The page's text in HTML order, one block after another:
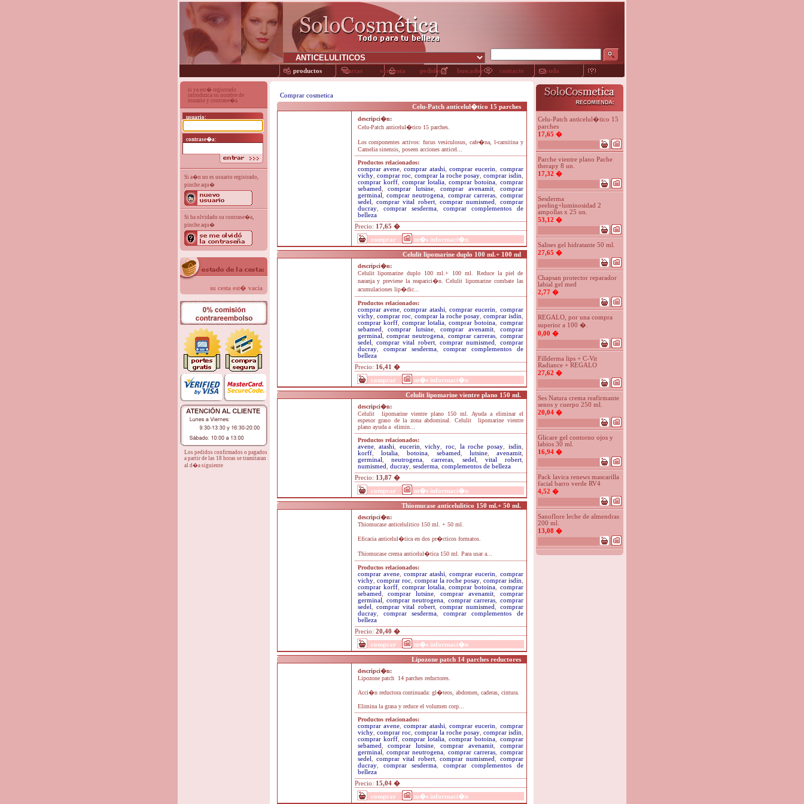
productos ofertas ver cesta pedidos buscador contacte ayuda
si ya est� registrado
introduzca su nombre de
usuario y contrase�a
usuario:
contrase�a:
Si a�n no es usuario registrado,
pinche aqu�
Si ha olvidado su contrase�a,
pinche aqu�
su cesta est� vacia
Los pedidos confirmados o pagados
a partir de las 18 horas se tramitaran
al d�a siguiente
Comprar cosmetica
Celu-Patch anticelul�tico 15 parches
descripci�n:
Celu-Patch anticelul�tico 15 parches.
Los componentes activos: fucus vesiculosus, cafe�na, l-carnitina y
Camelia sinensis, poseen acciones anticel...
Productos relacionados:
comprar avene, comprar atashi ,comprar eucerin
comprar
vichy, comprar roc, comprar la roche posay, comprar isdin
comprar korff, comprar lotalia ,comprar botoina
comprar
sebamed
,comprar lutsine comprar avenamit, comprar
germinal
comprar neutrogena comprar carreras
comprar
sedel
comprar vital robert, comprar numismed
comprar
ducray, comprar sesderma,comprar complementos de
belleza
Precio: 17,65 �
comprar m�s informaci�n
Celulit lipomarine duplo 100 ml.+ 100 ml
descripci�n:
Celulit lipomarine duplo 100 ml.+ 100 ml. Reduce la piel de
naranja y previene la reaparici�n. Celulit lipomarine combate las
acumulaciones lip�dic...
Productos relacionados:
comprar avene, comprar atashi ,comprar eucerin
comprar
vichy, comprar roc, comprar la roche posay, comprar isdin
comprar korff, comprar lotalia ,comprar botoina
comprar
sebamed
,comprar lutsine comprar avenamit, comprar
germinal
comprar neutrogena comprar carreras
comprar
sedel
comprar vital robert, comprar numismed
comprar
ducray, comprar sesderma,comprar complementos de
belleza
Precio: 16,41 �
comprar m�s informaci�n
Celulit lipomarine vientre plano 150 ml.
descripci�n:
Celulit lipomarine vientre plano 150 ml. Ayuda a eliminar el
espesor graso de la zona abdominal. Celulit lipomarine vientre
plano ayuda a elimin...
Productos relacionados:
avene,atashi eucerin ,vichy roc la roche posay, isdin
korff, lotalia, botoina, sebamed lutsine, avenamit,
germinal
neutrogena,carreras sedel ,vital robert,
numismed
ducray, sesderma, complementos de belleza
Precio: 13,87 �
comprar m�s informaci�n
Thiomucase anticelulitico 150 ml.+ 50 ml.
descripci�n:
Thiomucase anticelulitico 150 ml. + 50 ml.
Eficacia anticelul�tica en dos pr�cticos formatos.
Thiomucase crema anticelul�tica 150 ml. Para usar a...
Productos relacionados:
comprar avene, comprar atashi ,comprar eucerin
comprar
vichy, comprar roc, comprar la roche posay, comprar isdin
comprar korff, comprar lotalia ,comprar botoina
comprar
sebamed
,comprar lutsine comprar avenamit, comprar
germinal
comprar neutrogena comprar carreras
comprar
sedel
comprar vital robert, comprar numismed
comprar
ducray, comprar sesderma,comprar complementos de
belleza
Precio: 20,40 �
comprar m�s informaci�n
Lipozone patch 14 parches reductores
descripci�n:
Lipozone patch 14 parches reductores.
Acci�n reductora continuada: gl�teos, abdomen, caderas, cintura.
Elimina la grasa y reduce el volumen corp...
Productos relacionados:
comprar avene, comprar atashi ,comprar eucerin
comprar
vichy, comprar roc, comprar la roche posay, comprar isdin
comprar korff, comprar lotalia ,comprar botoina
comprar
sebamed
,comprar lutsine comprar avenamit, comprar
germinal
comprar neutrogena comprar carreras
comprar
sedel
comprar vital robert, comprar numismed
comprar
ducray, comprar sesderma,comprar complementos de
belleza
Precio: 15,04 �
comprar m�s informaci�n
Celu-Patch anticelul�tico 15
parches
17,65 �
Parche vientre plano Pache
therapy 8 un.
17,32 �
Sesderma
peeling+luminosidad 2
ampollas x 25 un.
53,12 �
Salises gel hidratante 50 ml.
27,65 �
Chapsan protector reparador
labial gel med
2,77 �
REGALO, por una compra
superior a 100 �.
0,00 �
Fillderma lips + C-Vit
Radiance + REGALO
27,62 �
Ses Natura crema reafirmante
senos y cuerpo 250 ml.
20,04 �
Glicare gel contorno ojos y
labios 30 ml.
16,94 �
Pack lavica renews mascarilla
facial barro verde RV4
4,52 �
Sanoflore leche de almendras
200 ml.
13,08 �